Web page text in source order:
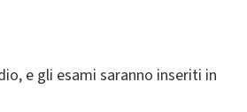
e gli esami saranno inseriti in